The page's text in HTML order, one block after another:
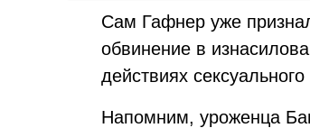
Сам Гафнер уже
обвинение в
действиях
Напомним, уроженца